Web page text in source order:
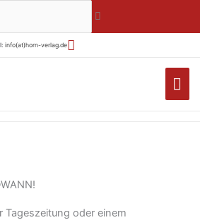
info(at)horn-verlag.de
Tageszeitung oder einem